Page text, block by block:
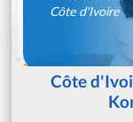
Côte d'Ivoire
Côte